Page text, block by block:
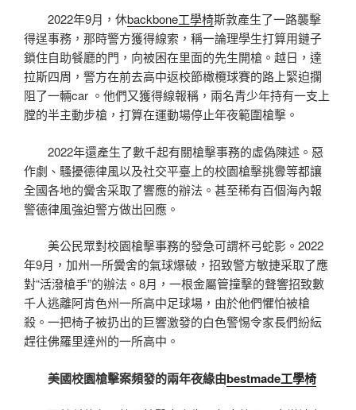
2022年9月，休backbone工學椅斯敦產生了一路襲擊
得逞事務，那時警方獲得線索，稱一論理學生打算用鏈子
鎖住自助餐廳的門，向被困在里面的先生開槍。越日，達
拉斯四周，警方在前去高中返校節橄欖球賽的路上緊迫攔
阻了一輛car 。他們又獲得線報稱，兩名青少年持有一支上
膛的半主動步槍，打算在運動場停止年夜範圍槍擊。
2022年還產生了數千起有關槍擊事務的虛偽陳述。惡
作劇、騷擾德律風以及社交平臺上的校園槍擊挑釁等都讓
全國各地的黌舍采取了響應的辦法。甚至稀有百個海內報
警德律風強迫警方做出回應。
美公民眾對校園槍擊事務的發急可謂杯弓蛇影。2022
年9月，加州一所黌舍的氣球爆破，招致警方敏捷采取了應
對“活潑槍手”的辦法。8月，一根金屬管撞擊的聲響招致數
千人逃離阿肯色州一所高中足球場，由於他們懼怕被槍
殺。一把椅子被扔出的巨響激發的白色警惕令家長們紛紜
趕往佛羅里達州的一所高中。
美國校園槍擊案頻發的兩年夜緣由bestmade工學椅